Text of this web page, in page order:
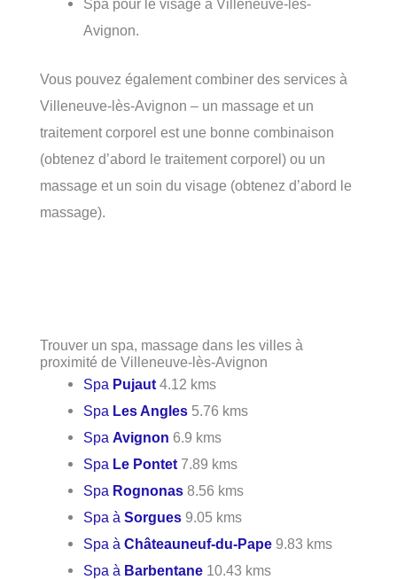
Spa pour le visage à Villeneuve-lès-
Avignon.
Vous pouvez également combiner des services à
Villeneuve-lès-Avignon – un massage et un
traitement corporel est une bonne combinaison
(obtenez d’abord le traitement corporel) ou un
massage et un soin du visage (obtenez d’abord le
massage).
Trouver un spa, massage dans les villes à
proximité de Villeneuve-lès-Avignon
Spa Pujaut 4.12 kms
Spa Les Angles 5.76 kms
SpaAvignon 6.9 kms
Spa Le Pontet 7.89 kms
Spa Rognonas 8.56 kms
Spa àSorgues 9.05 kms
Spa àChâteauneuf-du-Pape 9.83 kms
Spa à Barbentane 10.43 kms